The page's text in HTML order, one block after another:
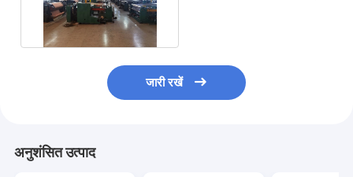
जारी रखें
अनुशंसित उत्पाद